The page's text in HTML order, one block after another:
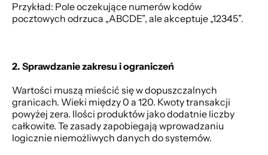
Przykład: Pole oczekujące numerów kodów
pocztowych odrzuca „ABCDE”, ale akceptuje „12345”.
2. Sprawdzanie zakresu i ograniczeń
Wartości muszą mieścić się w dopuszczalnych
granicach. Wieki między 0 a 120. Kwoty transakcji
powyżej zera. Ilości produktów jako dodatnie liczby
całkowite. Te zasady zapobiegają wprowadzaniu
logicznie niemożliwych danych do systemów.